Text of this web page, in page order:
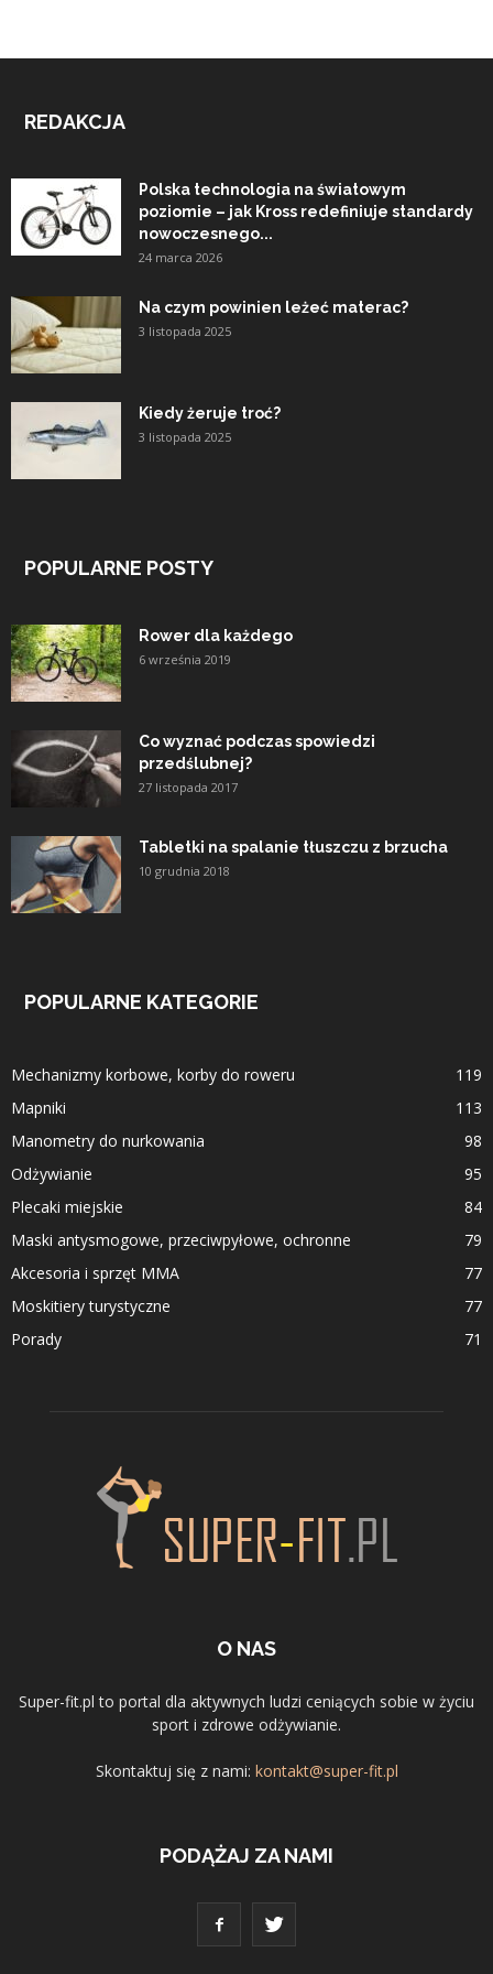
REDAKCJA
Polska technologia na światowym
poziomie – jak Kross redefiniuje standardy
nowoczesnego...
24 marca 2026
Na czym powinien leżeć materac?
3 listopada 2025
Kiedy żeruje troć?
3 listopada 2025
POPULARNE POSTY
Rower dla każdego
6 września 2019
Co wyznać podczas spowiedzi
przedślubnej?
27 listopada 2017
Tabletki na spalanie tłuszczu z brzucha
10 grudnia 2018
POPULARNE KATEGORIE
Mechanizmy korbowe, korby do roweru
119
Mapniki
113
Manometry do nurkowania
98
Odżywianie
95
Plecaki miejskie
84
Maski antysmogowe, przeciwpyłowe, ochronne
79
Akcesoria i sprzęt MMA
77
Moskitiery turystyczne
77
Porady
71
O NAS
Super-fit.pl to portal dla aktywnych ludzi ceniących sobie w życiu
sport i zdrowe odżywianie.
Skontaktuj się z nami: kontakt@super-fit.pl
PODĄŻAJ ZA NAMI